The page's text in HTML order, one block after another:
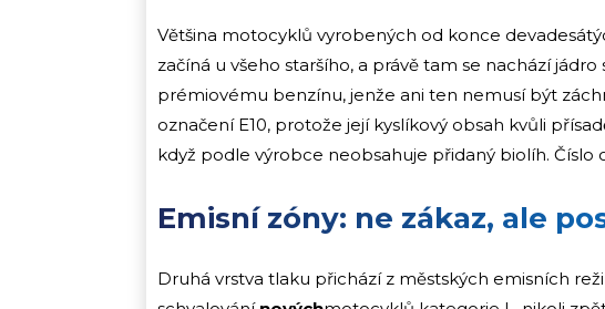
Většina motocyklů vyrobených od konce
začíná u všeho staršího, a právě tam se nachází
prémiovému benzínu, jenže ani ten nemusí být
označení E10, protože její kyslíkový obsah kvůli
když podle výrobce neobsahuje přidaný biolíh. Číslo
Emisní zóny: ne zákaz, ale
Druhá vrstva tlaku přichází z městských emisních